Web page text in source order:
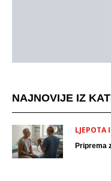
NAJNOVIJE IZ
LJEPOTA
Priprema